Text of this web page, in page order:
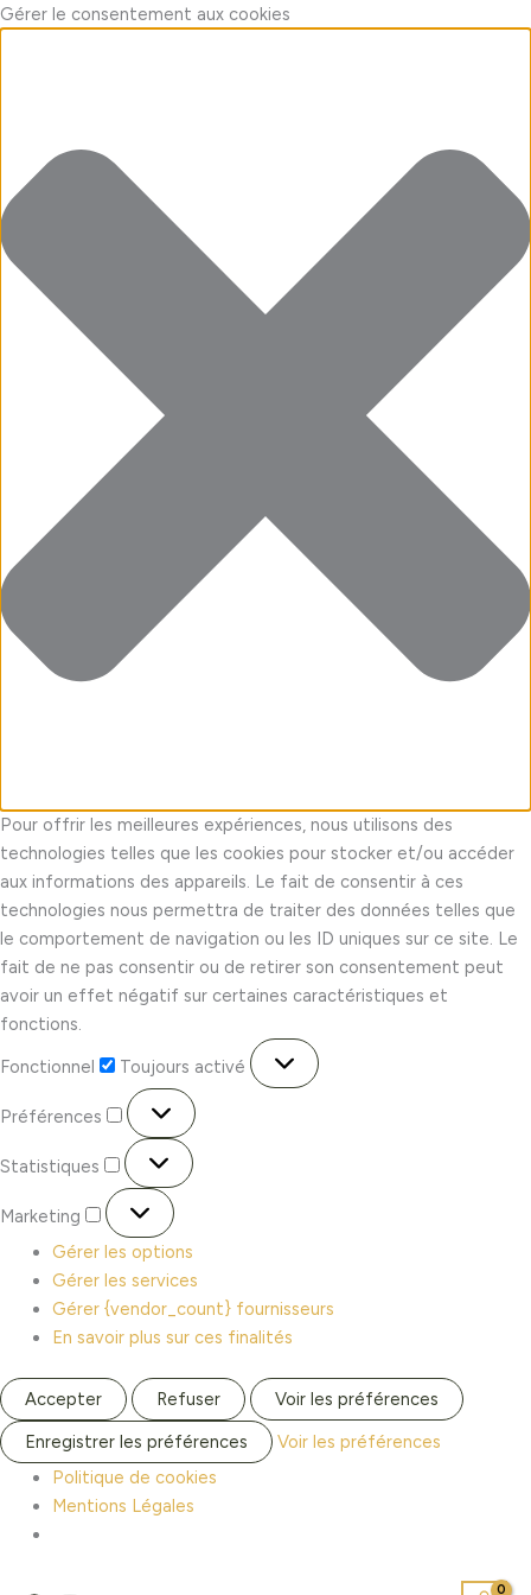
Gérer le consentement aux cookies
Pour offrir les meilleures expériences, nous utilisons des
technologies telles que les cookies pour stocker et/ou accéder
aux informations des appareils. Le fait de consentir à ces
technologies nous permettra de traiter des données telles que
le comportement de navigation ou les ID uniques sur ce site. Le
fait de ne pas consentir ou de retirer son consentement peut
avoir un effet négatif sur certaines caractéristiques et
fonctions.
Fonctionnel
Fonctionnel
Toujours activé
Préférences
Préférences
Statistiques
Statistiques
Marketing
Marketing
Gérer les options
Gérer les services
Gérer {vendor_count} fournisseurs
En savoir plus sur ces finalités
Accepter Refuser
Voir les préférences
Enregistrer les préférences
Voir les préférences
Politique de cookies
Mentions Légales
Aller